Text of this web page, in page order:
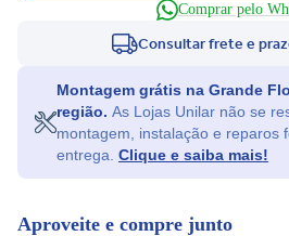
Comprar pelo
Consultar frete e
Montagem grátis na Grande
região.
montagem, instalação e reparos
entrega. Clique e saiba mais!
Aproveite e compre junto